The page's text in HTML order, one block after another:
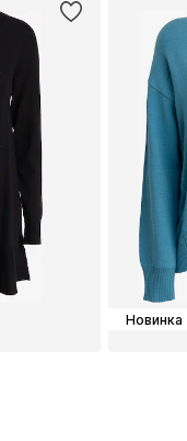
Новинка